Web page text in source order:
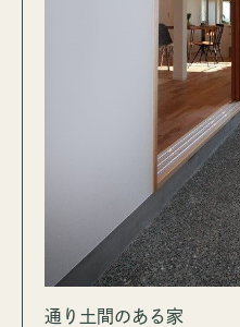
通り土間のある家